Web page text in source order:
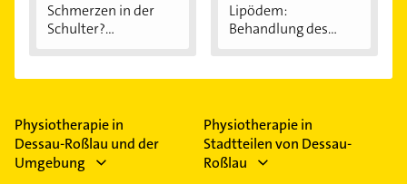
Schmerzen in der
Schulter?
Lipödem:
Behandlung des
Physiotherapie in
Dessau-Roßlau und der
Umgebung
Physiotherapie in
Stadtteilen von Dessau-
Roßlau